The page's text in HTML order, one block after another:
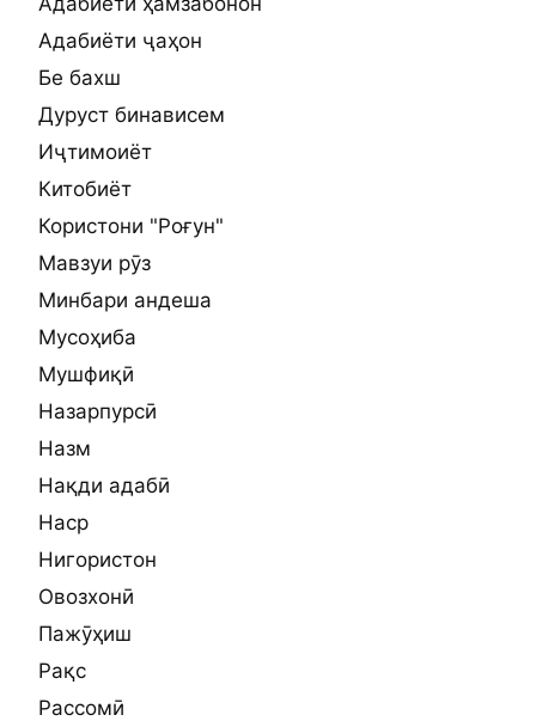
Адабиёти ҷаҳон
Бе бахш
Дуруст бинависем
Иҷтимоиёт
Китобиёт
Користони "Роғун"
Мавзуи рӯз
Минбари андеша
Мусоҳиба
Мушфиқӣ
Назарпурсӣ
Назм
Нақди адабӣ
Наср
Нигористон
Овозхонӣ
Пажӯҳиш
Рақс
Рассомӣ